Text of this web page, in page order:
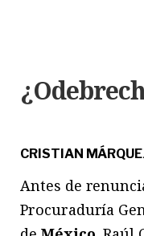
CRISTIAN
Antes de
Procuraduría